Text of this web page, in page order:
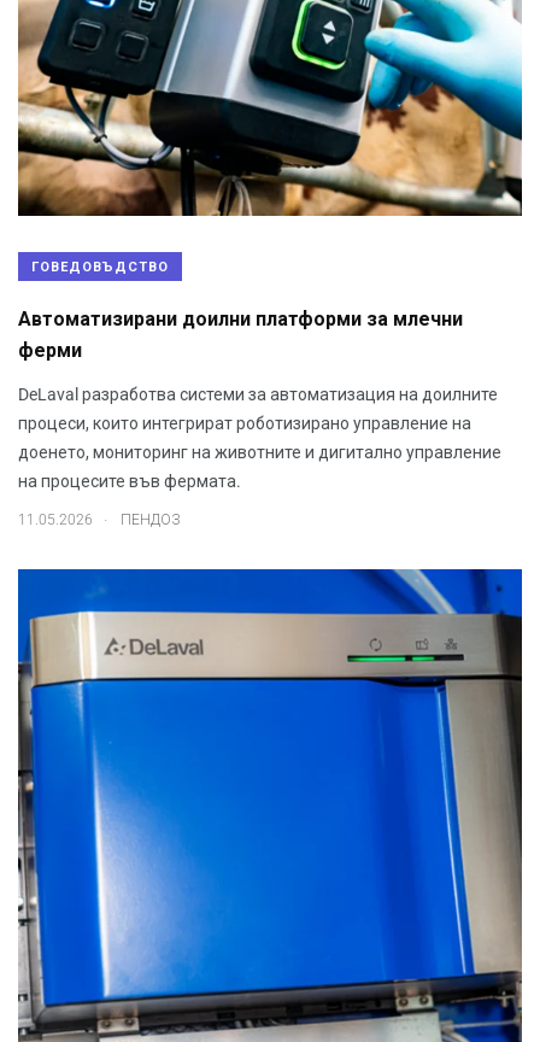
ГОВЕДОВЪДСТВО
Автоматизирани доилни платформи за млечни
ферми
DeLaval разработва системи за автоматизация на доилните
процеси, които интегрират роботизирано управление на
доенето, мониторинг на животните и дигитално управление
на процесите във фермата.
11.05.2026 . ПЕНДОЗ